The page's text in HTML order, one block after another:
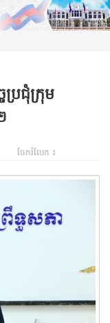
រជុំក្រុម
ចែករំលែក ៖